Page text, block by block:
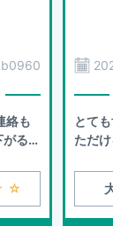
絡も
るこ
とて
ただ